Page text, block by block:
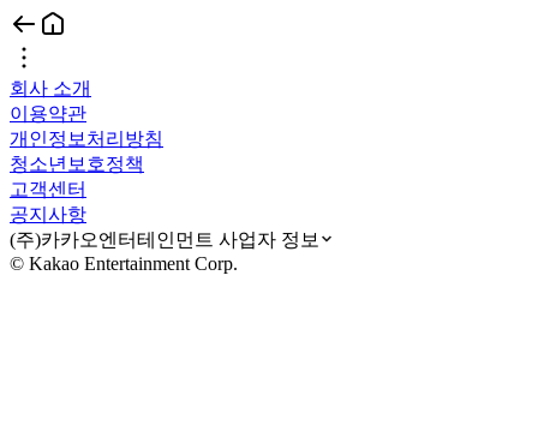
회사 소개
이용약관
개인정보처리방침
청소년보호정책
고객센터
공지사항
(주)카카오엔터테인먼트 사업자 정보
© Kakao Entertainment Corp.